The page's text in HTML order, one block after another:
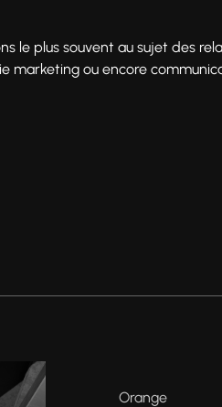
le plus souvent au sujet des
marketing ou encore
Orange